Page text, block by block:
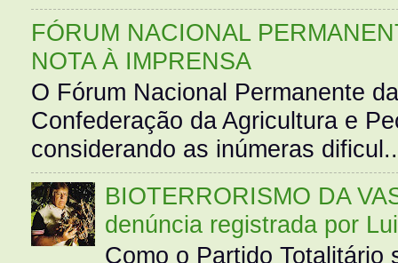
FÓRUM NACIONAL
NOTA À IMPRENSA
O Fórum Nacional Permanente
Confederação da Agricultura e
considerando as inúmeras
BIOTERRORISMO DA
denúncia registrada por
Como o Partido Totalitário